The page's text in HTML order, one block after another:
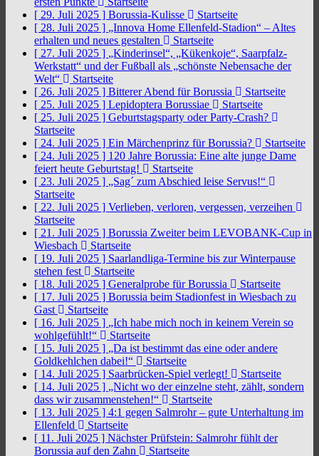
[ 29. Juli 2025 ] Borussia-Kulisse
Startseite
[ 28. Juli 2025 ] „Innova Home Ellenfeld-Stadion“ – Altes
erhalten und neues gestalten
Startseite
[ 27. Juli 2025 ] „Kinderinsel“, „Kükenkoje“, Saarpfalz-
Werkstatt“ und der Fußball als „schönste Nebensache der
Welt“
Startseite
[ 26. Juli 2025 ] Bitterer Abend für Borussia
Startseite
[ 25. Juli 2025 ] Lepidoptera Borussiae
Startseite
[ 25. Juli 2025 ] Geburtstagsparty oder Party-Crash?
Startseite
[ 24. Juli 2025 ] Ein Märchenprinz für Borussia?
Startseite
[ 24. Juli 2025 ] 120 Jahre Borussia: Eine alte junge Dame
feiert heute Geburtstag!
Startseite
[ 23. Juli 2025 ] „Sag´ zum Abschied leise Servus!“
Startseite
[ 22. Juli 2025 ] Verlieben, verloren, vergessen, verzeihen
Startseite
[ 21. Juli 2025 ] Borussia Zweiter beim LEVOBANK-Cup in
Wiesbach
Startseite
[ 19. Juli 2025 ] Saarlandliga-Termine bis zur Winterpause
stehen fest
Startseite
[ 18. Juli 2025 ] Generalprobe für Borussia
Startseite
[ 17. Juli 2025 ] Borussia beim Stadionfest in Wiesbach zu
Gast
Startseite
[ 16. Juli 2025 ] „Ich habe mich noch in keinem Verein so
wohlgefühlt!“
Startseite
[ 15. Juli 2025 ] „Da ist bestimmt das eine oder andere
Goldkehlchen dabei!“
Startseite
[ 14. Juli 2025 ] Saarbrücken-Spiel verlegt!
Startseite
[ 14. Juli 2025 ] „Nicht wo der einzelne steht, zählt, sondern
dass wir zusammenstehen!“
Startseite
[ 13. Juli 2025 ] 4:1 gegen Salmrohr – gute Unterhaltung im
Ellenfeld
Startseite
[ 11. Juli 2025 ] Nächster Prüfstein: Salmrohr fühlt der
Borussia auf den Zahn
Startseite